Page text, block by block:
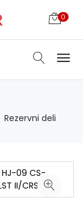
0
Rezervni deli